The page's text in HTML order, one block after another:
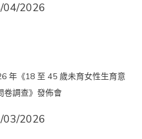
04/2026
年《18 至 45 歲未育女性生育意
卷調查》發佈會
03/2026